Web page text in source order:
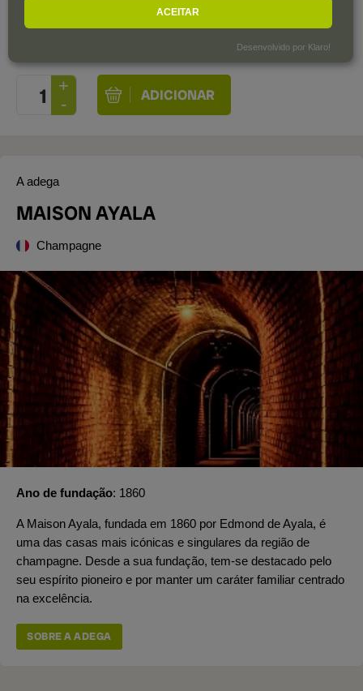
IVA incluído
| 155,07 € / Litro
A adega
MAISON AYALA
Champagne
Ano de fundação 1860
A Maison Ayala, fundada em 1860 por Edmond de Ayala, é
uma das casas mais icónicas e singulares da região de
champagne. Desde a sua fundação, tem-se destacado pelo
seu espírito pioneiro e por manter um caráter familiar centrado
na excelência.
SOBRE A ADEGA
ACEITAR
Desenvolvido por Klaro!